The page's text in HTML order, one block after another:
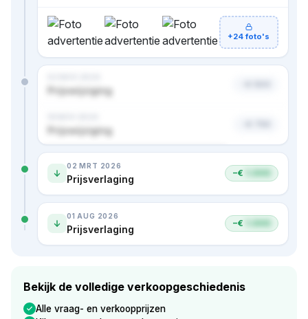
+24 foto's
Prijswijziging
Prijswijziging
Nog 1 prijs verborgen · bekijk in premium
02 MRT 2026
Prijsverlaging −€
01 AUG 2026
Prijsverlaging −€
Bekijk de volledige verkoopgeschiedenis
Alle vraag- en verkoopprijzen